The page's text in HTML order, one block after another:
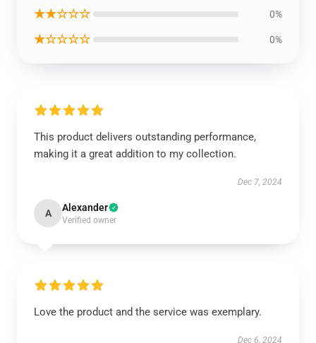
★★☆☆☆ 0%
★☆☆☆☆ 0%
This product delivers outstanding performance,
making it a great addition to my collection.
Dec 7, 2024
A Alexander
Verified owner
Love the product and the service was exemplary.
Dec 6, 2024